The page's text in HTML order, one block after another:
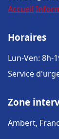
Accueil
Horaires
Lun-Ven: 8h-
Service
Zone
Ambert,